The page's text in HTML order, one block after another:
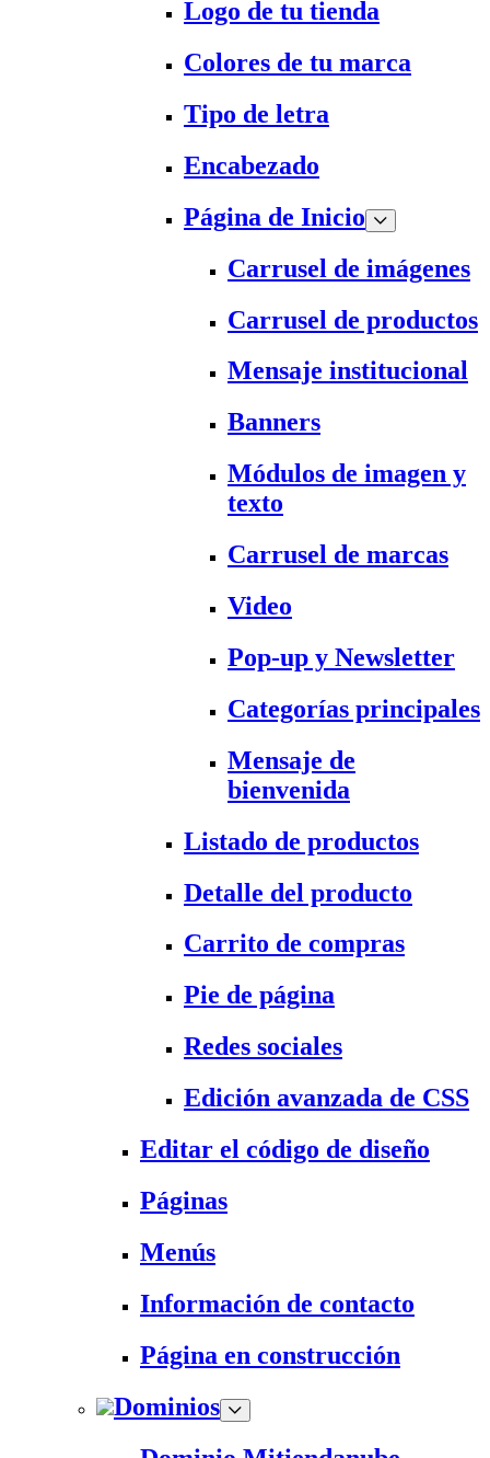
Logo de tu tienda
Colores de tu marca
Tipo de letra
Encabezado
Página de Inicio
Carrusel de imágenes
Carrusel de productos
Mensaje institucional
Banners
Módulos de imagen y
texto
Carrusel de marcas
Video
Pop-up y Newsletter
Categorías principales
Mensaje de
bienvenida
Listado de productos
Detalle del producto
Carrito de compras
Pie de página
Redes sociales
Edición avanzada de CSS
Editar el código de diseño
Páginas
Menús
Información de contacto
Página en construcción
Dominios